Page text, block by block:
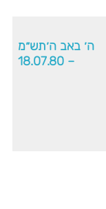
ה׳ באב ה׳תש״מ
– 18.07.80